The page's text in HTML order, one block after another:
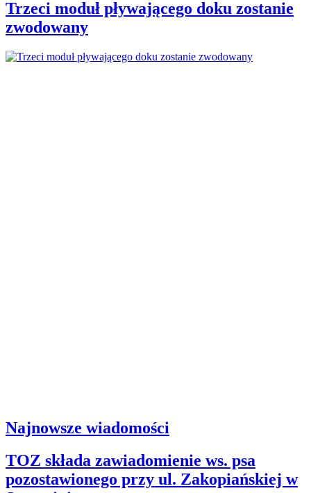
Trzeci moduł pływającego doku zostanie
zwodowany
Najnowsze wiadomości
TOZ składa zawiadomienie ws. psa
pozostawionego przy ul. Zakopiańskiej w